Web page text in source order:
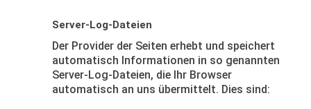
Server-Log-Dateien
Der Provider der Seiten erhebt und speichert
automatisch Informationen in so genannten
Server-Log-Dateien, die Ihr Browser
automatisch an uns übermittelt. Dies sind: